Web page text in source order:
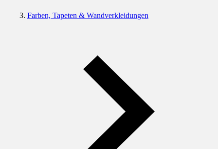
Farben, Tapeten & Wandverkleidungen